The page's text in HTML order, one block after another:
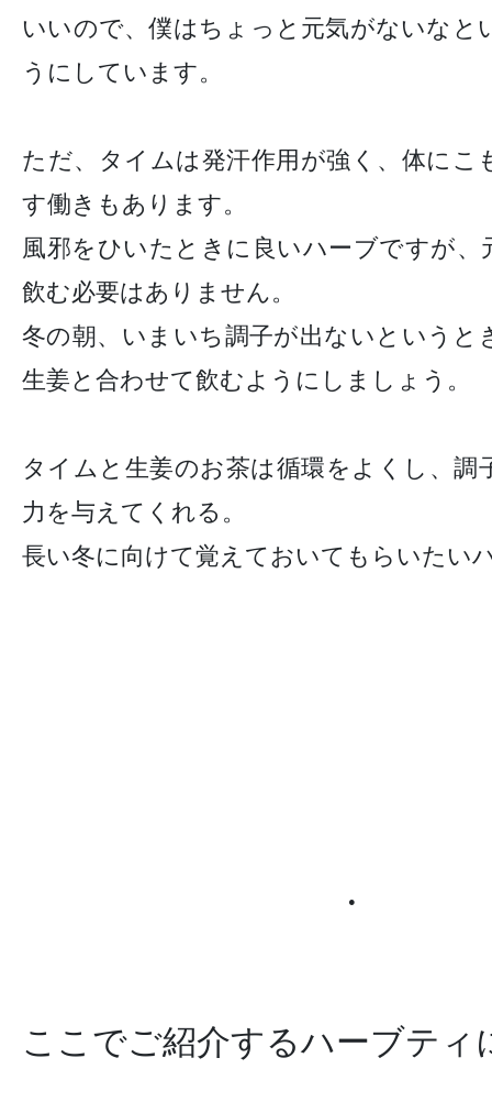
いいので、僕はちょっと元気がないなと
うにしています。
ただ、タイムは発汗作用が強く、体にこ
す働きもあります。
風邪をひいたときに良いハーブですが、
飲む必要はありません。
冬の朝、いまいち調子が出ないというと
生姜と合わせて飲むようにしましょう。
タイムと生姜のお茶は循環をよくし、調
力を与えてくれる。
長い冬に向けて覚えておいてもらいたい
●
ここでご紹介するハーブティ